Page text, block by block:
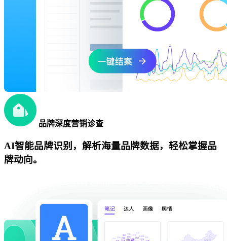
品牌深度营销诊查
AI智能品牌识别，解析海量品牌数据，轻松掌握品
牌动向。